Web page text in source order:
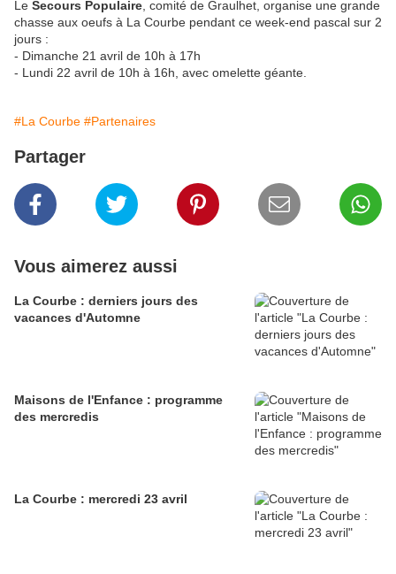
Le Secours Populaire , comité de Graulhet, organise une grande
chasse aux oeufs à La Courbe pendant ce week-end pascal sur 2
jours :
- Dimanche 21 avril de 10h à 17h
- Lundi 22 avril de 10h à 16h, avec omelette géante.
#La Courbe #Partenaires
Partager
Vous aimerez aussi
La Courbe : derniers jours des
vacances d'Automne
Maisons de l'Enfance : programme
des mercredis
La Courbe : mercredi 23 avril